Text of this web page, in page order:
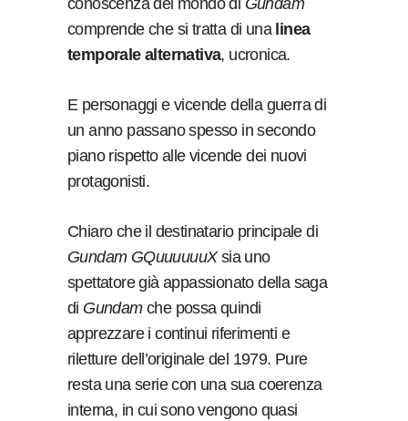
conoscenza del mondo di Gundam
comprende che si tratta di una linea
temporale alternativa, ucronica.
E personaggi e vicende della guerra di
un anno passano spesso in secondo
piano rispetto alle vicende dei nuovi
protagonisti.
Chiaro che il destinatario principale di
Gundam GQuuuuuuXsia uno
spettatore già appassionato della saga
di Gundamche possa quindi
apprezzare i continui riferimenti e
riletture dell’originale del 1979. Pure
resta una serie con una sua coerenza
interna, in cui sono vengono quasi